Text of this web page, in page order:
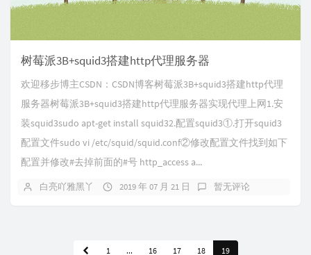
树莓派3B+squid3搭建http代理服务器
欢迎移步博主CSDN：CSDN博客树莓派3B+squid3搭建http代理
服务器树莓派3B+squid3搭建http代理服务器实现代理上网1.安
装squid3sudo apt-get install squid32.配置squid3①.打开squid3
配置文件sudo vi /etc/squid/squid.conf②修改配置文件找到如下
配置并修改#去掉前面的#号 http_access a...
白亮吖雅黑丫 2019 年 07 月 21 日 暂无评论
1 ... 16 17 18 19